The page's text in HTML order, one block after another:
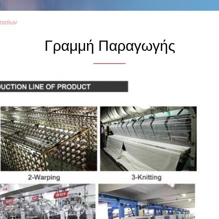
Γραμμή Παραγωγής